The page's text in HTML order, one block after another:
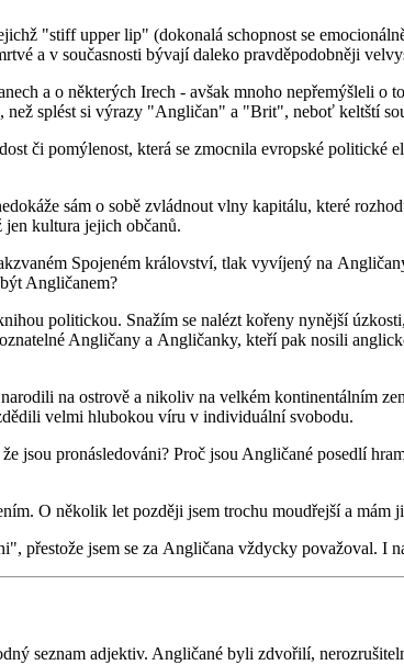
"stiff upper lip" (dokonalá schopnost se
a v současnosti bývají daleko pravděpodobněji
a o některých Irech - avšak mnoho nepřemýšleli
splést si výrazy "Angličan" a "Brit", neboť keltští
či pomýlenost, která se zmocnila evropské politické
sám o sobě zvládnout vlny kapitálu, které
kultura jejich občanů.
Spojeném království, tlak vyvíjený na
Angličanem?
politickou. Snažím se nalézt kořeny nynější
Angličany a Angličanky, kteří pak nosili
na ostrově a nikoliv na velkém kontinentálním
velmi hlubokou víru v individuální svobodu.
jsou pronásledováni? Proč jsou Angličané posedlí
O několik let později jsem trochu moudřejší a mám
přestože jsem se za Angličana vždycky považoval. I
seznam adjektiv. Angličané byli zdvořilí,